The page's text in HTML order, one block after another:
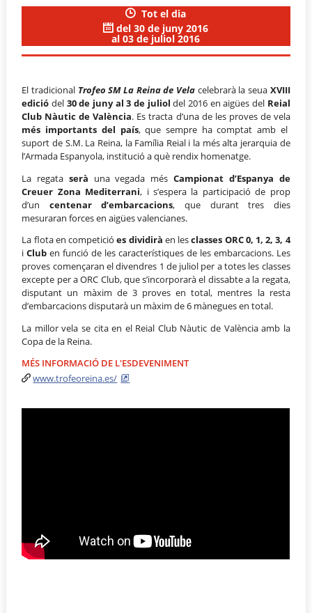
Tot el dia
del 30 de juny 2016
al 03 de juliol 2016
El tradicional Trofeo SM La Reina de Vela celebrarà la seua XVIII
edició del 30 de juny al 3 de juliol del 2016 en aigües del Reial
Club Nàutic de València. Es tracta d’una de les proves de vela
més importants del país, que sempre ha comptat amb el
suport de S.M. La Reina, la Família Reial i la més alta jerarquia de
l’Armada Espanyola, institució a què rendix homenatge.
La regata serà una vegada mésCampionat d’Espanya de
Creuer Zona Mediterrani, i s’espera la participació de prop
d’un centenar d’embarcacions, que durant tres dies
mesuraran forces en aigües valencianes.
La flota en competicióes dividirà en lesclasses ORC 0, 1, 2, 3, 4
iClub en funció de les característiques de les embarcacions. Les
proves començaran el divendres 1 de juliol per a totes les classes
excepte per a ORC Club, que s’incorporarà el dissabte a la regata,
disputant un màxim de 3 proves en total, mentres la resta
d’embarcacions disputarà un màxim de 6 mànegues en total.
La millor vela se cita en el Reial Club Nàutic de València amb la
Copa de la Reina.
MÉS INFORMACIÓ DE L'ESDEVENIMENT
www.trofeoreina.es/